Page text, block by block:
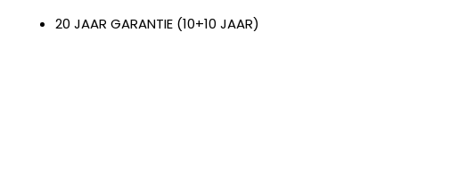
20 JAAR GARANTIE (10+10 JAAR)